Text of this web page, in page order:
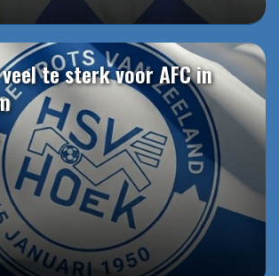
te sterk voor AFC in